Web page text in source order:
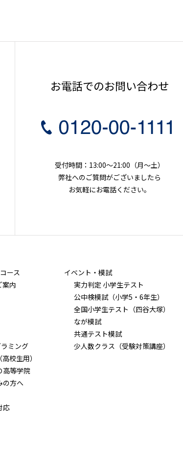
お電話でのお問い合わせ
受付時間：13:00～21:00（月〜土）
弊社へのご質問がございましたら
お気軽にお電話ください。
ース
案内
ミング
校生用）
高等学院
の方へ
応
イベント・模試
実力判定 小学生テスト
公中検模試（小学5・6年生）
全国小学生テスト（四谷大塚）
なが模試
共通テスト模試
少人数クラス（受験対策講座）